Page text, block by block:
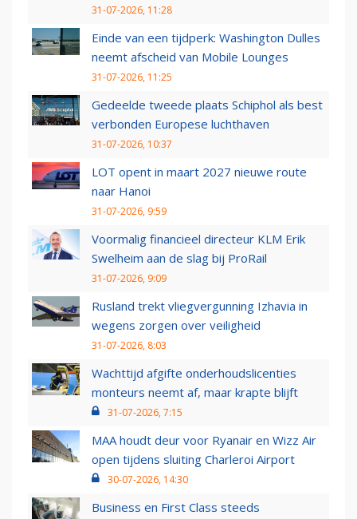
31-07-2026, 11:28
Einde van een tijdperk: Washington Dulles
neemt afscheid van Mobile Lounges
31-07-2026, 11:25
Gedeelde tweede plaats Schiphol als best
verbonden Europese luchthaven
31-07-2026, 10:37
LOT opent in maart 2027 nieuwe route
naar Hanoi
31-07-2026, 9:59
Voormalig financieel directeur KLM Erik
Swelheim aan de slag bij ProRail
31-07-2026, 9:09
Rusland trekt vliegvergunning Izhavia in
wegens zorgen over veiligheid
31-07-2026, 8:03
Wachttijd afgifte onderhoudslicenties
monteurs neemt af, maar krapte blijft
31-07-2026, 7:15
MAA houdt deur voor Ryanair en Wizz Air
open tijdens sluiting Charleroi Airport
30-07-2026, 14:30
Business en First Class steeds